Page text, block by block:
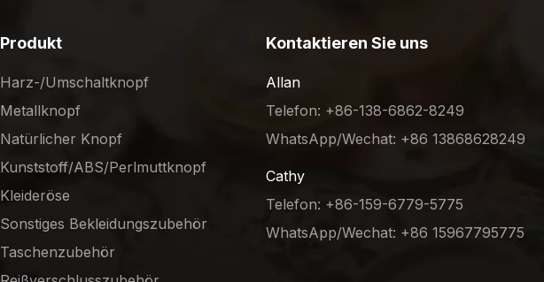
Produkt
Harz-/Umschaltknopf
Metallknopf
Natürlicher Knopf
Kunststoff/ABS/Perlmuttknopf
Kleideröse
Sonstiges Bekleidungszubehör
Taschenzubehör
Kontaktieren Sie uns
Allan
Telefon: +86-138-6862-8249
WhatsApp/Wechat: +86 13868628249
Cathy
Telefon: +86-159-6779-5775
WhatsApp/Wechat: +86 15967795775